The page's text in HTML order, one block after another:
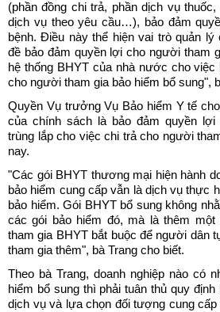
(phần đồng chi trả, phần dịch vụ
dịch vụ theo yêu cầu…), bảo đảm
bệnh. Điều này thể hiện vai trò quản
đề bảo đảm quyền lợi cho người tham
hệ thống BHYT của nhà nước cho
cho người tham gia bảo hiểm bổ sung",
Quyền Vụ trưởng Vụ Bảo hiểm Y tế
của chính sách là bảo đảm quyền lợi
trùng lắp cho việc chi trả cho người
nay.
"Các gói BHYT thương mại hiện hành
bảo hiểm cung cấp vẫn là dịch vụ thực
bảo hiểm. Gói BHYT bổ sung không
các gói bảo hiểm đó, mà là thêm
tham gia BHYT bắt buộc để người dân
tham gia thêm", bà Trang cho biết.
Theo bà Trang, doanh nghiệp nào có
hiểm bổ sung thì phải tuân thủ quy
dịch vụ và lựa chọn đối tượng cung